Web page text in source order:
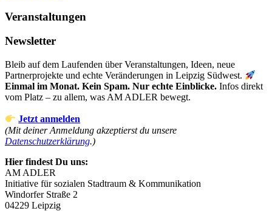
Veranstaltungen
Newsletter
Bleib auf dem Laufenden über Veranstaltungen, Ideen, neue
Partnerprojekte und echte Veränderungen in Leipzig Südwest.
Einmal im Monat. Kein Spam. Nur echte Einblicke. Infos direkt
vom Platz – zu allem, was AM ADLER bewegt.
Jetzt anmelden
(Mit deiner Anmeldung akzeptierst du unsere
Datenschutzerklärung.)
Hier findest Du uns:
AM ADLER
Initiative für sozialen Stadtraum & Kommunikation
Windorfer Straße 2
04229 Leipzig